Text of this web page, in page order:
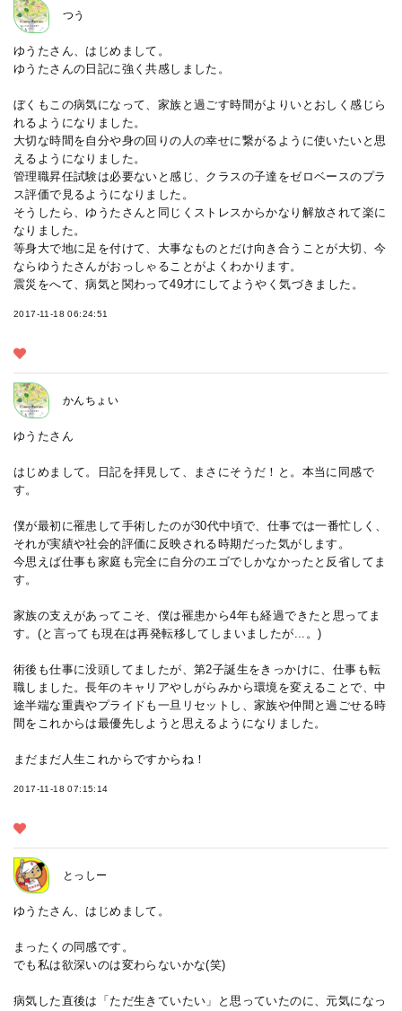
つう
ゆうたさん、はじめまして。
ゆうたさんの日記に強く共感しました。
ぼくもこの病気になって、家族と過ごす時間がよりいとおしく感じら
れるようになりました。
大切な時間を自分や身の回りの人の幸せに繋がるように使いたいと思
えるようになりました。
管理職昇任試験は必要ないと感じ、クラスの子達をゼロベースのプラ
ス評価で見るようになりました。
そうしたら、ゆうたさんと同じくストレスからかなり解放されて楽に
なりました。
等身大で地に足を付けて、大事なものとだけ向き合うことが大切、今
ならゆうたさんがおっしゃることがよくわかります。
震災をへて、病気と関わって49才にしてようやく気づきました。
2017-11-18 06:24:51
かんちょい
ゆうたさん
はじめまして。日記を拝見して、まさにそうだ！と。本当に同感で
す。
僕が最初に罹患して手術したのが30代中頃で、仕事では一番忙しく、
それが実績や社会的評価に反映される時期だった気がします。
今思えば仕事も家庭も完全に自分のエゴでしかなかったと反省してま
す。
家族の支えがあってこそ、僕は罹患から4年も経過できたと思ってま
す。(と言っても現在は再発転移してしまいましたが...。)
術後も仕事に没頭してましたが、第2子誕生をきっかけに、仕事も転
職しました。長年のキャリアやしがらみから環境を変えることで、中
途半端な重責やプライドも一旦リセットし、家族や仲間と過ごせる時
間をこれからは最優先しようと思えるようになりました。
まだまだ人生これからですからね！
2017-11-18 07:15:14
とっしー
ゆうたさん、はじめまして。
まったくの同感です。
でも私は欲深いのは変わらないかな(笑)
病気した直後は「ただ生きていたい」と思っていたのに、元気になっ